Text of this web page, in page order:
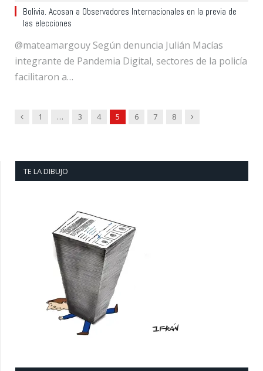
Bolivia. Acosan a Observadores Internacionales en la previa de
las elecciones
@mateamargouy Según denuncia Julián Macías
integrante de Pandemia Digital, sectores de la policía
facilitaron a…
Previous
1 … 3 4 5 6 7 8 Next
TE LA DIBUJO